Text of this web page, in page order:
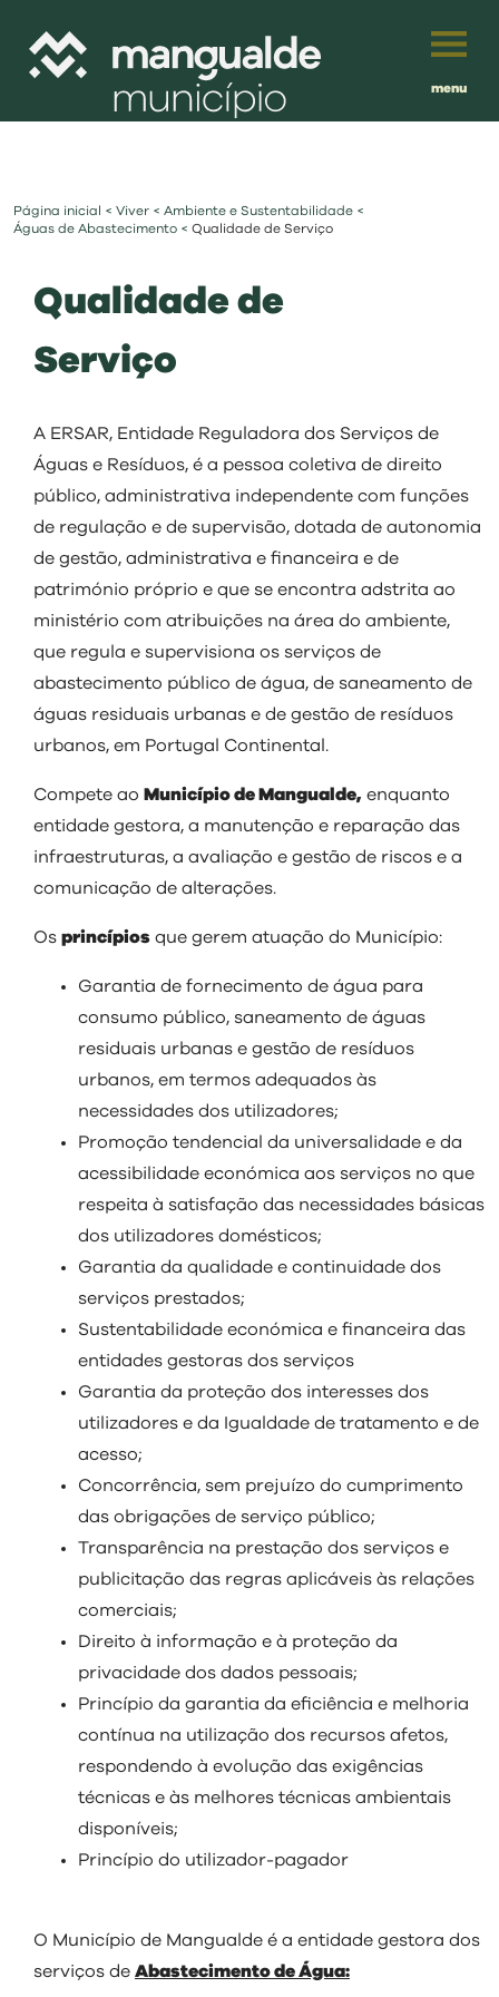
menu
município
viver
investir
balcão digital
visit
Português
Página inicial < Viver < Ambiente e Sustentabilidade <
Águas de Abastecimento < Qualidade de Serviço
Qualidade de
Serviço
A ERSAR, Entidade Reguladora dos Serviços de
Águas e Resíduos, é a pessoa coletiva de direito
público, administrativa independente com funções
de regulação e de supervisão, dotada de autonomia
de gestão, administrativa e financeira e de
património próprio e que se encontra adstrita ao
ministério com atribuições na área do ambiente,
que regula e supervisiona os serviços de
abastecimento público de água, de saneamento de
águas residuais urbanas e de gestão de resíduos
urbanos, em Portugal Continental.
Compete ao Município de Mangualde, enquanto
entidade gestora, a manutenção e reparação das
infraestruturas, a avaliação e gestão de riscos e a
comunicação de alterações.
Os princípios que gerem atuação do Município:
Garantia de fornecimento de água para
consumo público, saneamento de águas
residuais urbanas e gestão de resíduos
urbanos, em termos adequados às
necessidades dos utilizadores;
Promoção tendencial da universalidade e da
acessibilidade económica aos serviços no que
respeita à satisfação das necessidades básicas
dos utilizadores domésticos;
Garantia da qualidade e continuidade dos
serviços prestados;
Sustentabilidade económica e financeira das
entidades gestoras dos serviços
Garantia da proteção dos interesses dos
utilizadores e da Igualdade de tratamento e de
acesso;
Concorrência, sem prejuízo do cumprimento
das obrigações de serviço público;
Transparência na prestação dos serviços e
publicitação das regras aplicáveis às relações
comerciais;
Direito à informação e à proteção da
privacidade dos dados pessoais;
Princípio da garantia da eficiência e melhoria
contínua na utilização dos recursos afetos,
respondendo à evolução das exigências
técnicas e às melhores técnicas ambientais
disponíveis;
Princípio do utilizador-pagador
O Município de Mangualde é a entidade gestora dos
serviços de Abastecimento de Água: